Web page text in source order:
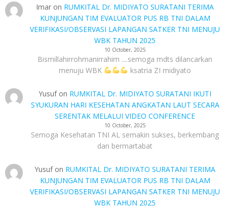
Imar on RUMKITAL Dr. MIDIYATO SURATANI TERIMA
KUNJUNGAN TIM EVALUATOR PUS RB TNI DALAM
VERIFIKASI/OBSERVASI LAPANGAN SATKER TNI MENUJU
WBK TAHUN 2025
10 October, 2025
Bismillahirrohmanirrahim ....semoga mdts dilancarkan
menuju WBK
ksatria ZI midiyato
Yusufon RUMKITAL Dr. MIDIYATO SURATANI IKUTI
SYUKURAN HARI KESEHATAN ANGKATAN LAUT SECARA
SERENTAK MELALUI VIDEO CONFERENCE
10 October, 2025
Semoga Kesehatan TNI AL semakin sukses, berkembang
dan bermartabat
Yusufon RUMKITAL Dr. MIDIYATO SURATANI TERIMA
KUNJUNGAN TIM EVALUATOR PUS RB TNI DALAM
VERIFIKASI/OBSERVASI LAPANGAN SATKER TNI MENUJU
WBK TAHUN 2025